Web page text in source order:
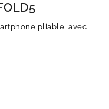
pliable, avec